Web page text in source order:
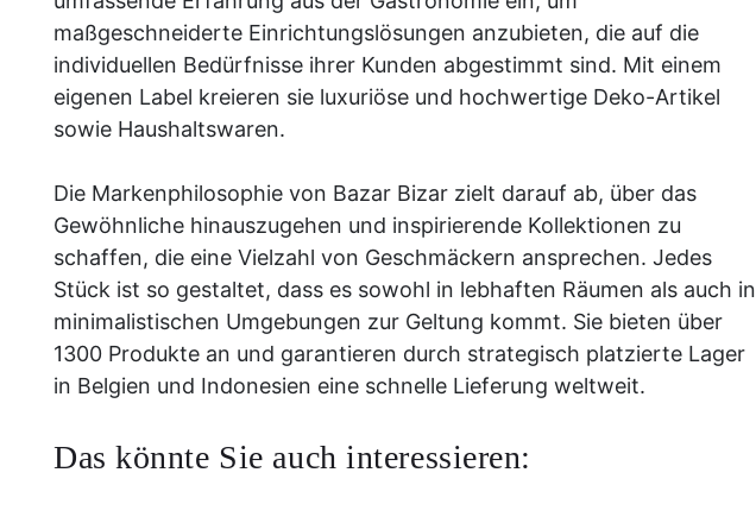
maßgeschneiderte Einrichtungslösungen anzubieten, die auf die
individuellen Bedürfnisse ihrer Kunden abgestimmt sind. Mit einem
eigenen Label kreieren sie luxuriöse und hochwertige Deko-Artikel
sowie Haushaltswaren.
Die Markenphilosophie von Bazar Bizar zielt darauf ab, über das
Gewöhnliche hinauszugehen und inspirierende Kollektionen zu
schaffen, die eine Vielzahl von Geschmäckern ansprechen. Jedes
Stück ist so gestaltet, dass es sowohl in lebhaften Räumen als auch in
minimalistischen Umgebungen zur Geltung kommt. Sie bieten über
1300 Produkte an und garantieren durch strategisch platzierte Lager
in Belgien und Indonesien eine schnelle Lieferung weltweit.
Das könnte Sie auch interessieren: